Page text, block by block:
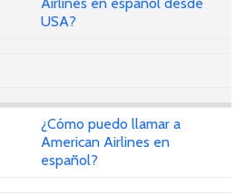
USA?
¿Cómo puedo llamar a
American Airlines en
español?